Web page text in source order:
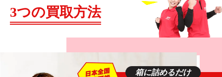
高級家具
高級家具は一定の需要を持ち続けていますが、それぞれ
のデザインが有する趣からいくつかのタイプに分けるこ
3つの買取方法
箱に詰めるだけ